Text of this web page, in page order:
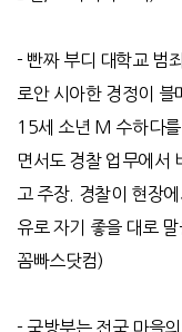
- 빤짜 부디 대학교 범
로안 시아한 경정이 블
15세 소년 M 수하다
면서도 경찰 업무에서
고 주장. 경찰이 현장
유로 자기 좋을 대로
꼼빠스닷컴)
- 국방부는 전국 마을